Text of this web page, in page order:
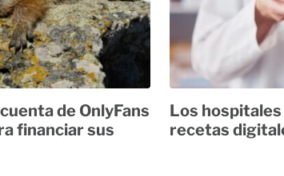
de OnlyFans
financiar sus
Los
recetas